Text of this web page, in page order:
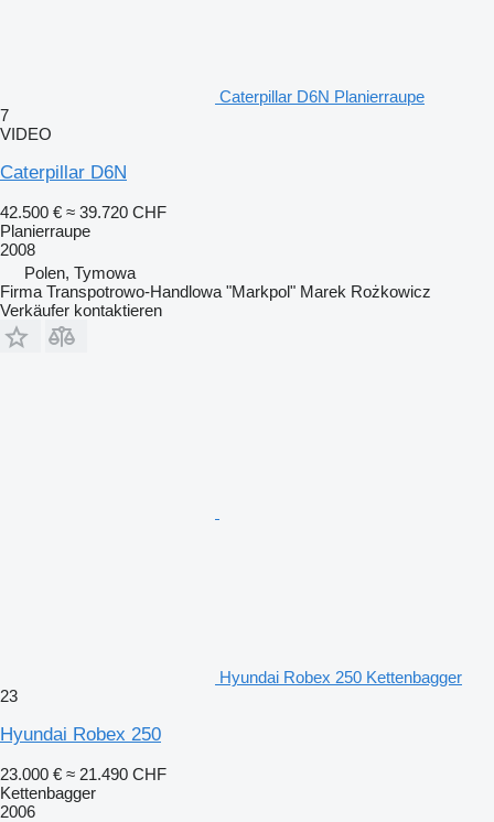
Caterpillar D6N Planierraupe
7
VIDEO
Caterpillar D6N
42.500 € ≈ 39.720 CHF
Planierraupe
2008
Polen, Tymowa
Firma Transpotrowo-Handlowa "Markpol" Marek Rożkowicz
Verkäufer kontaktieren
Hyundai Robex 250 Kettenbagger
23
Hyundai Robex 250
23.000 € ≈ 21.490 CHF
Kettenbagger
2006